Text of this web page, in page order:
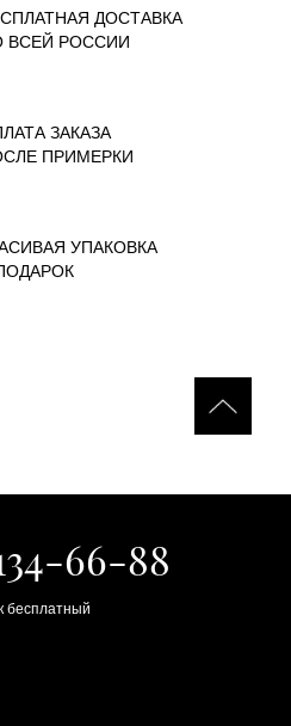
ДОСТАВКА
ВСЕЙ РОССИИ
ЗАКАЗА
ПРИМЕРКИ
УПАКОВКА
66-88
бесплатный